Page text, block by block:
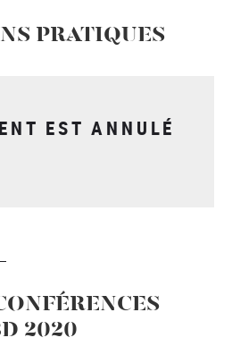
PRATIQUES
EST ANNULÉ
2020